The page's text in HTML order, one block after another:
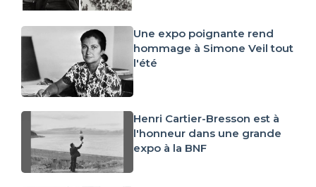
Une expo poignante rend
hommage à Simone Veil tout
l'été
Henri Cartier-Bresson est à
l'honneur dans une grande
expo à la BNF